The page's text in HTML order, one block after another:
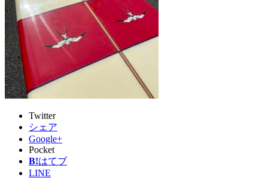
Twitter
シェア
Google+
Pocket
B!はてブ
LINE